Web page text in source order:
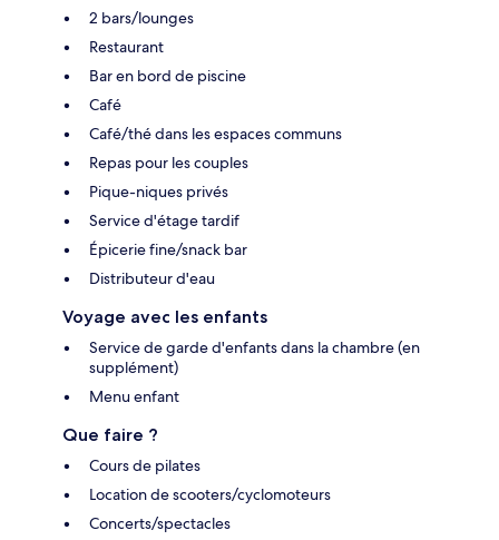
2 bars/lounges
Restaurant
Bar en bord de piscine
Café
Café/thé dans les espaces communs
Repas pour les couples
Pique-niques privés
Service d'étage tardif
Épicerie fine/snack bar
Distributeur d'eau
Voyage avec les enfants
Service de garde d'enfants dans la chambre (en
supplément)
Menu enfant
Que faire ?
Cours de pilates
Location de scooters/cyclomoteurs
Concerts/spectacles